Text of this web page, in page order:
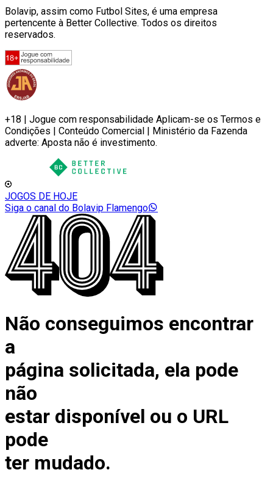
Bolavip, assim como Futbol Sites, é uma empresa
pertencente à Better Collective. Todos os direitos
reservados.
+18 | Jogue com responsabilidade Aplicam-se os Termos e
Condições | Conteúdo Comercial | Ministério da Fazenda
adverte: Aposta não é investimento.
JOGOS DE HOJE
Siga o canal do Bolavip Flamengo
Não conseguimos encontrar
a
página solicitada, ela pode
não
estar disponível ou o URL
pode
ter mudado.